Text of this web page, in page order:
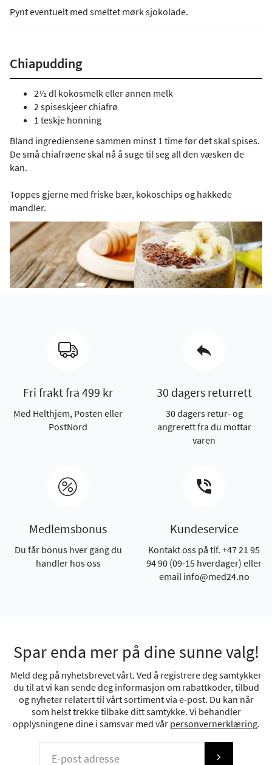
Pynt eventuelt med smeltet mørk sjokolade.
Chiapudding
2½ dl kokosmelk eller annen melk
2 spiseskjeer chiafrø
1 teskje honning
Bland ingrediensene sammen minst 1 time før det skal spises.
De små chiafrøene skal nå å suge til seg all den væsken de
kan.
Toppes gjerne med friske bær, kokoschips og hakkede
mandler.
Fri frakt fra 499 kr
Med Helthjem, Posten eller
PostNord
30 dagers returrett
30 dagers retur- og
angrerett fra du mottar
varen
Medlemsbonus
Du får bonus hver gang du
handler hos oss
Kundeservice
Kontakt oss på tlf. +47 21 95
94 90 (09-15 hverdager) eller
email info@med24.no
Spar enda mer på dine sunne valg!
Meld deg på nyhetsbrevet vårt. Ved å registrere deg samtykker
du til at vi kan sende deg informasjon om rabattkoder, tilbud
og nyheter relatert til vårt sortiment via e-post. Du kan når
som helst trekke tilbake ditt samtykke. Vi behandler
opplysningene dine i samsvar med vår personvernerklæring.